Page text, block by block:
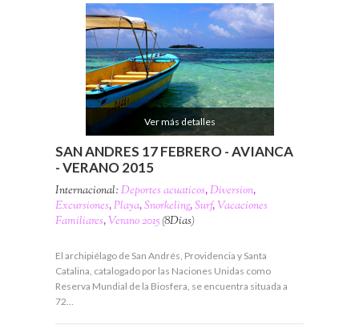
Ver más detalles
SAN ANDRES 17 FEBRERO - AVIANCA
- VERANO 2015
Internacional: Deportes acuaticos,Diversion,
Excursiones,Playa,Snorkeling,Surf,Vacaciones
Familiares,Verano 2015 (8Días)
El archipiélago de San Andrés, Providencia y Santa
Catalina, catalogado por las Naciones Unidas como
Reserva Mundial de la Biosfera, se encuentra situada a
72…